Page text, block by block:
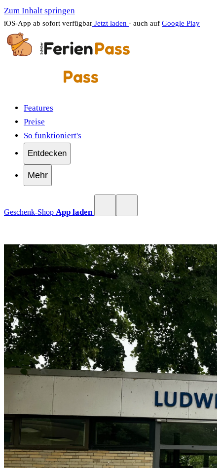
Zum Inhalt springen
iOS-App ab sofort verfügbar Jetzt laden · auch auf Google Play
Features
Preise
So funktioniert's
Entdecken
Mehr
Geschenk-Shop App laden